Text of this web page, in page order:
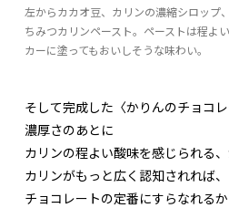
左からカカオ豆、カリンの濃縮シロップ
ちみつカリンペースト。ペーストは程よ
カーに塗ってもおいしそうな味わい。
そして完成した〈かりんのチョコ
濃厚さのあとに
カリンの程よい酸味を感じられる
カリンがもっと広く認知されれば、
チョコレートの定番にすらなれる